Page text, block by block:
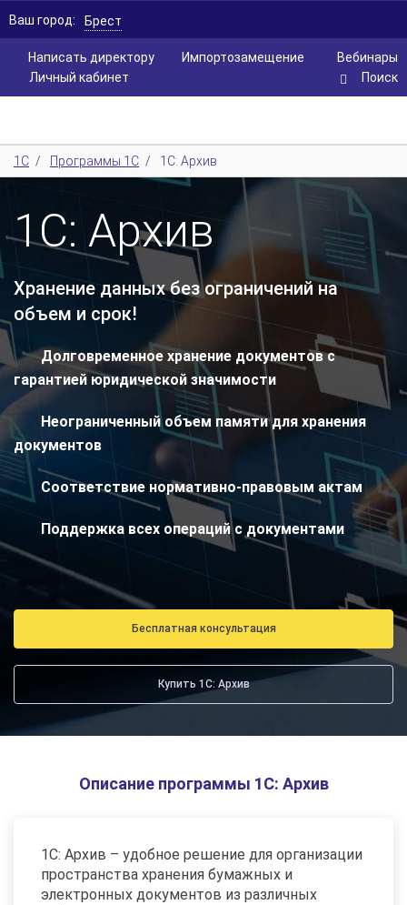
Написать директору Вебинары
Импортозамещение
Личный кабинет
Ваш город: Брест
Поиск
1С / Программы 1С / 1С: Архив
1С: Архив
Хранение данных без ограничений на
объем и срок!
Долговременное хранение документов с
гарантией юридической значимости
Неограниченный объем памяти для хранения
документов
Соответствие нормативно-правовым актам
Поддержка всех операций с документами
Бесплатная консультация
Купить 1С: Архив
Описание программы 1С: Архив
1С: Архив – удобное решение для организации
пространства хранения бумажных и
электронных документов из различных